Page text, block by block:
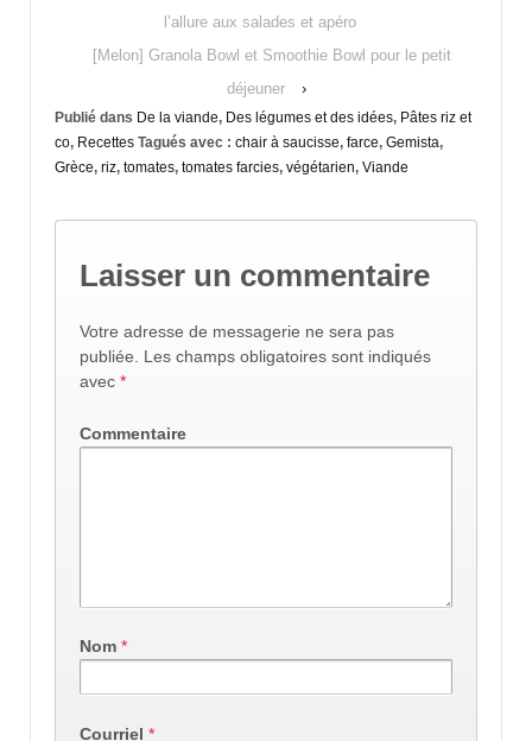
l’allure aux salades et apéro
[Melon] Granola Bowl et Smoothie Bowl pour le petit
déjeuner
›
Publié dans De la viande, Des légumes et des idées, Pâtes riz et
co, Recettes Tagués avec : chair à saucisse, farce, Gemista,
Grèce, riz, tomates, tomates farcies, végétarien, Viande
Laisser un commentaire
Votre adresse de messagerie ne sera pas
publiée. Les champs obligatoires sont indiqués
avec *
Commentaire
Nom *
Courriel *